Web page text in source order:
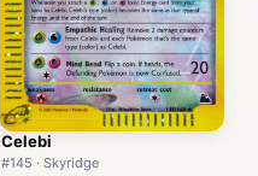
Celebi
#145 · Skyridge